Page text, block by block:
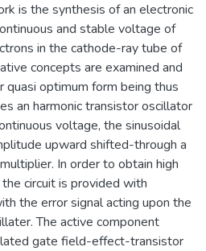
is the synthesis of an electronic
and stable voltage of
in the cathode-ray tube of
concepts are examined and
optimum form being thus
an harmonic transistor oscillator
voltage, the sinusoidal
upward shifted-through a
In order to obtain high
circuit is provided with
the error signal acting upon the
The active component
gate field-effect-transistor